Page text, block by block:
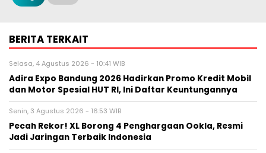
BERITA TERKAIT
Selasa, 4 Agustus 2026 - 10:41 WIB
Adira Expo Bandung 2026 Hadirkan Promo Kredit Mobil
dan Motor Spesial HUT RI, Ini Daftar Keuntungannya
Senin, 3 Agustus 2026 - 16:53 WIB
Pecah Rekor! XL Borong 4 Penghargaan Ookla, Resmi
Jadi Jaringan Terbaik Indonesia